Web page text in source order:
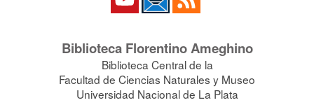
Biblioteca Florentino Ameghino
Biblioteca Central de la
Facultad de Ciencias Naturales y Museo
Universidad Nacional de La Plata